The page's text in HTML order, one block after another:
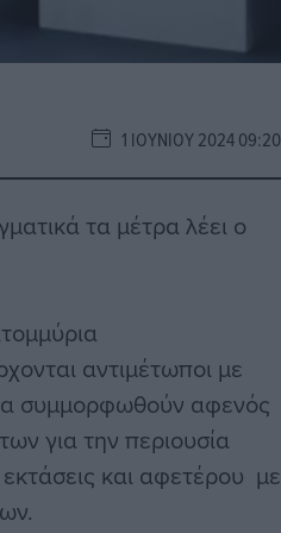
1 ΙΟΥΝΊΟΥ 2024 09:20
τα μέτρα λέει ο
αντιμέτωποι με
συμμορφωθούν αφενός
για την περιουσία
και αφετέρου με